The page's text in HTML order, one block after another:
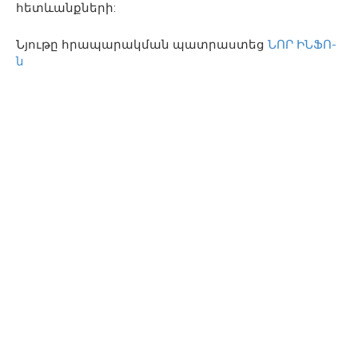
հետևանքների:
Նյութը հրապարակման պատրաստեց ՆՈՐ ԻՆՖՈ-
ն